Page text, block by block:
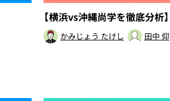
【横浜vs沖縄尚学を徹底分析】
かみじょう たけし 田中 仰